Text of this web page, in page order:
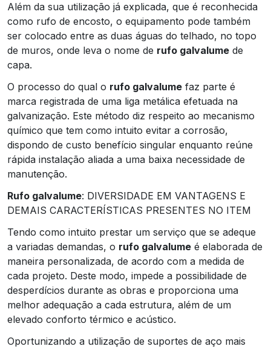
Além da sua utilização já explicada, que é reconhecida
como rufo de encosto, o equipamento pode também
ser colocado entre as duas águas do telhado, no topo
de muros, onde leva o nome de rufo galvalume de
capa.
O processo do qual o rufo galvalume faz parte é
marca registrada de uma liga metálica efetuada na
galvanização. Este método diz respeito ao mecanismo
químico que tem como intuito evitar a corrosão,
dispondo de custo benefício singular enquanto reúne
rápida instalação aliada a uma baixa necessidade de
manutenção.
Rufo galvalume: DIVERSIDADE EM VANTAGENS E
DEMAIS CARACTERÍSTICAS PRESENTES NO ITEM
Tendo como intuito prestar um serviço que se adeque
a variadas demandas, o rufo galvalume é elaborada de
maneira personalizada, de acordo com a medida de
cada projeto. Deste modo, impede a possibilidade de
desperdícios durante as obras e proporciona uma
melhor adequação a cada estrutura, além de um
elevado conforto térmico e acústico.
Oportunizando a utilização de suportes de aço mais